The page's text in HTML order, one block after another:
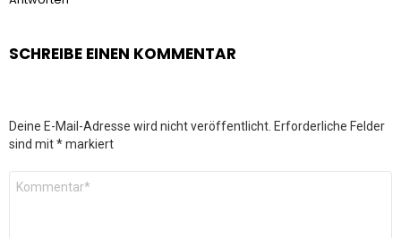
SCHREIBE EINEN KOMMENTAR
Deine E-Mail-Adresse wird nicht veröffentlicht. Erforderliche Felder
sind mit*markiert
Kommentar